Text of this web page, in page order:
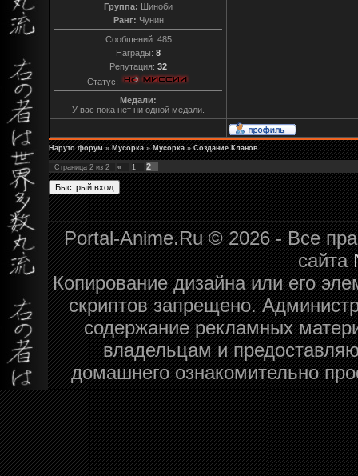
Группа: Шиноби
Ранг: Чунин
Сообщений: 485
Награды: 8
Репутация: 32
Статус:
Медали:
У вас пока нет ни одной медали.
Наруто форум » Мусорка » Мусорка » Создание Кланов
Страница 2 из 2 « 1 2
Portal-Anime.Ru © 2026 - Все
сайта
Копирование дизайна или его
скриптов запрещено.
содержание рекламных
владельцам и
домашнего ознакомительно